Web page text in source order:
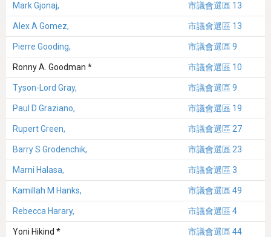
Mark Gjonaj, 市議會選區 13
Alex A Gomez, 市議會選區 13
Pierre Gooding, 市議會選區 9
Ronny A. Goodman * 市議會選區 10
Tyson-Lord Gray, 市議會選區 9
Paul D Graziano, 市議會選區 19
Rupert Green, 市議會選區 27
Barry S Grodenchik, 市議會選區 23
Marni Halasa, 市議會選區 3
Kamillah M Hanks, 市議會選區 49
Rebecca Harary, 市議會選區 4
Yoni Hikind * 市議會選區 44